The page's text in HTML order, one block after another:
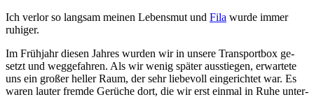
Ich verlor so lang­sam mein­en Lebens­mut und Fila wurde immer
ruhig­er.
Im Frühjahr diesen Jahres wurden wir in unsere Trans­port­box ge­
setzt und weg­ge­fahr­en. Als wir wenig spä­ter aus­stie­gen, er­war­tete
uns ein groß­er hell­er Raum, der sehr lie­be­voll ein­ge­rich­tet war. Es
war­en lauter fremde Gerüche dort, die wir erst ein­mal in Ruhe un­ter­